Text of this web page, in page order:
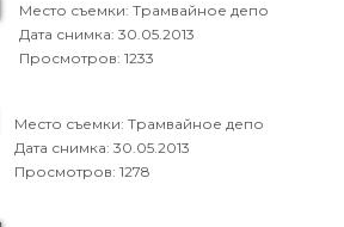
Место съемки: Трамвайное депо
Дата снимка: 30.05.2013
Просмотров: 1233
Место съемки: Трамвайное депо
Дата снимка: 30.05.2013
Просмотров: 1278